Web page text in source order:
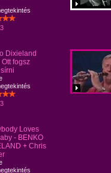
Dixieland
Ott fogsz
Loves
- BENKO
+ Chris